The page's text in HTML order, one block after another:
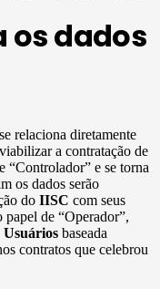
os dados
se relaciona diretamente
a contratação de
“Controlador” e se torna
os dados serão
do IISC com seus
papel de “Operador”,
Usuários baseada
contratos que celebrou